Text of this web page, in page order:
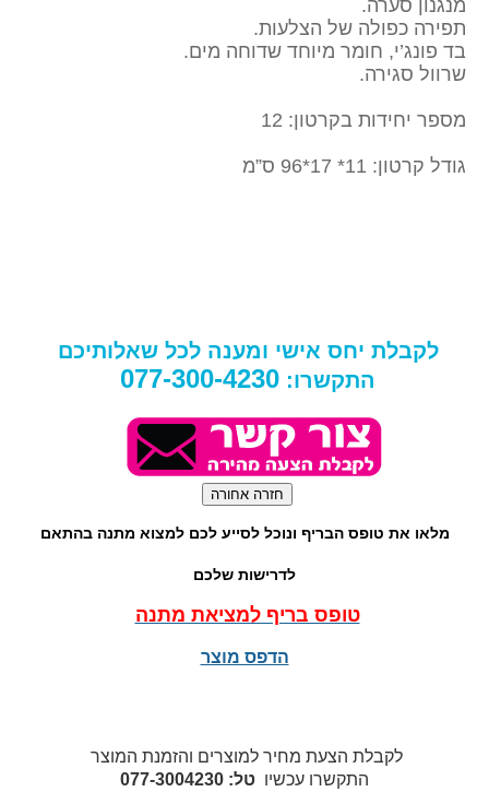
מנגנון סערה.
תפירה כפולה של הצלעות.
בד פונג’י, חומר מיוחד שדוחה מים.
שרוול סגירה.
מספר יחידות בקרטון: 12
גודל קרטון: 11* 17*96 ס”מ
לקבלת יחס אישי ומענה לכל שאלותיכם
התקשרו: 077-300-4230
מלאו את טופס הבריף ונוכל לסייע לכם למצוא מתנה בהתאם
לדרישות שלכם
טופס בריף למציאת מתנה
הדפס מוצר
לקבלת הצעת מחיר למוצרים והזמנת המוצר
התקשרו עכשיו טל: 077-3004230